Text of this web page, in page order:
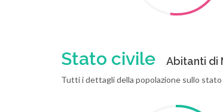
Stato civile Abitanti di
Tutti i dettagli della popolazione sullo stato